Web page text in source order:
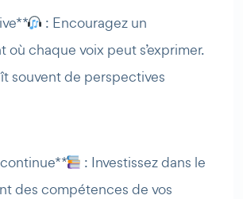
: Encouragez un
où chaque voix peut s’exprimer.
souvent de perspectives
: Investissez dans le
des compétences de vos